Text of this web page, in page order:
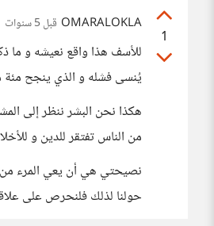
1
OMARALOKLA قبل 5 سنوات
للأسف هذا واقع نعيشه و ما
يُنسى فشله و الذي ينجح مئة
هكذا نحن البشر ننظر إلى
من الناس تفتقر للدين و
نصيحتي هي أن يعي المرء
حولنا لذلك فلنحرص على